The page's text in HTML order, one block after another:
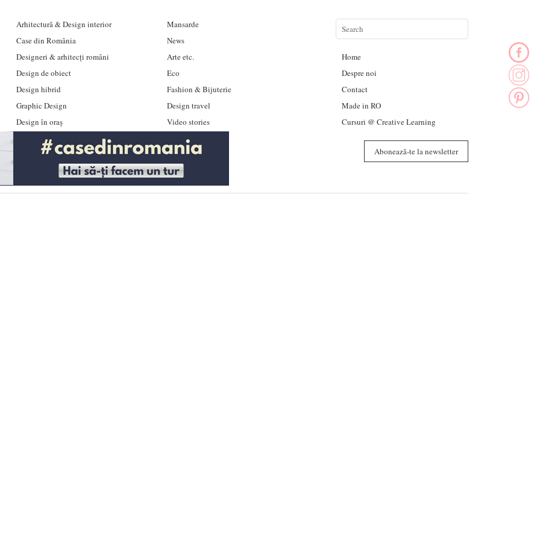
Arhitectură & Design interior
Case din România
Designeri & arhitecți români
Design de obiect
Design hibrid
Graphic Design
Design în oraș
Mansarde
News
Arte etc.
Eco
Fashion & Bijuterie
Design travel
Video stories
Home
Despre noi
Contact
Made in RO
Cursuri @ Creative Learning
Abonează-te la newsletter